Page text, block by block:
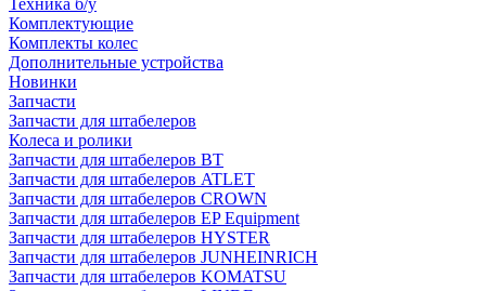
Техника б/у
Комплектующие
Комплекты колес
Дополнительные устройства
Новинки
Запчасти
Запчасти для штабелеров
Колеса и ролики
Запчасти для штабелеров BT
Запчасти для штабелеров ATLET
Запчасти для штабелеров CROWN
Запчасти для штабелеров EP Equipment
Запчасти для штабелеров HYSTER
Запчасти для штабелеров JUNHEINRICH
Запчасти для штабелеров KOMATSU